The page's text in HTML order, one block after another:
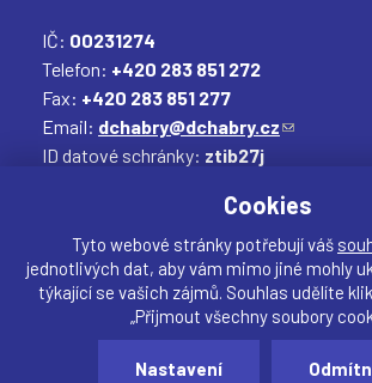
IČ: 00231274
Telefon: +420 283 851 272
Fax: +420 283 851 277
Email: dchabry@dchabry.cz(
k
a
z
o
d
ID datové schránky: ztib27j
Sdílet
Vytvořil:
drualas.cz
Cookies
Tyto webové stránky potřebují váš
jednotlivých dat, aby vám mimo jiné mohly
týkající se vašich zájmů. Souhlas udělíte
„Přijmout všechny soubory
Nastavení